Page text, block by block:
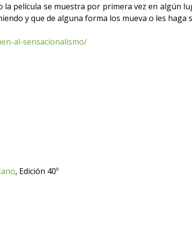
película se muestra por primera vez en algún
y que de alguna forma los mueva o les haga
al-sensacionalismo/
, Edición 40º